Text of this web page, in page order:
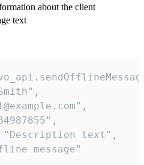
about the client
text
text",
message"